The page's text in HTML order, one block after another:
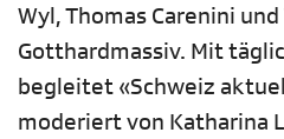
Wyl, Thomas Carenini
Gotthardmassiv. Mit
begleitet «Schweiz
moderiert von Katharina